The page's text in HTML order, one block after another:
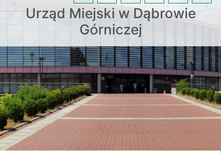
Urząd Miejski w Dąbrowie
Górniczej